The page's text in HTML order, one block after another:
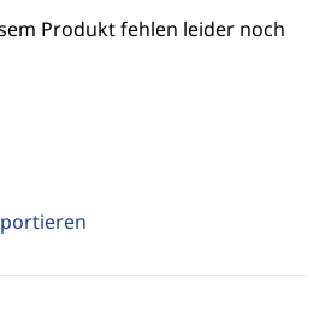
Produkt fehlen leider noch